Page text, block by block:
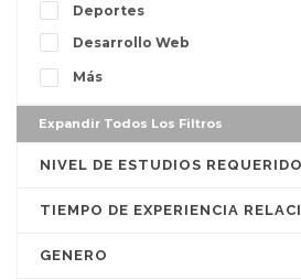
Deportes
Desarrollo Web
Más
Expandir Todos Los Filtros
NIVEL DE ESTUDIOS
TIEMPO DE EXPERIENCIA
GENERO